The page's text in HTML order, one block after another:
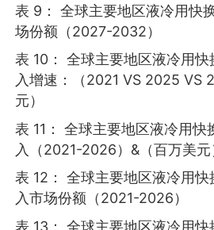
表 9： 全球主要地区液冷用快
场份额（2027-2032）
表 10： 全球主要地区液冷用
入增速：（2021 VS 2025 VS
元）
表 11： 全球主要地区液冷用快
入（2021-2026）&（百万美元
表 12： 全球主要地区液冷用
入市场份额（2021-2026）
表 13： 全球主要地区液冷用快